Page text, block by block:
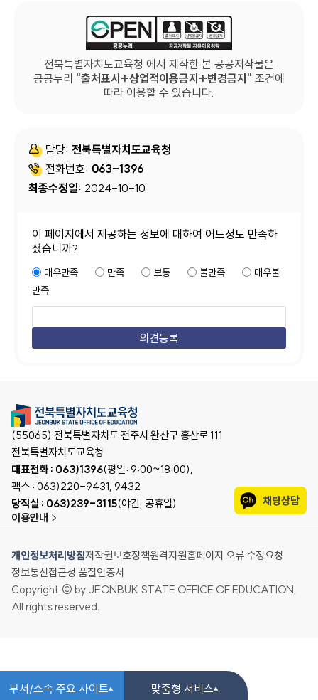
부서/소속 주요 사이트 맞춤형 서비스
전북특별자치도교육청 에서 제작한 본 공공저작물은
공공누리
출처표시+상업적이용금지+변경금지
조건에
따라 이용할 수 있습니다.
담당: 전북특별자치도교육청
전화번호: 063-1396
최종수정일: 2024-10-10
이 페이지에서 제공하는 정보에 대하여 어느정도 만족하
셨습니까?
매우만족 만족 보통 불만족
매우불
만족
(55065) 전북특별자치도 전주시 완산구 홍산로 111
전북특별자치도교육청
대표전화 : 063)1396(평일: 9:00~18:00),
팩스 : 063)220-9431, 9432
당직실 : 063)239-3115(야간, 공휴일)
이용안내
채팅상담
개인정보처리방침저작권보호정책원격지원홈페이지 오류 수정요청
정보통신접근성 품질인증서
Copyright © by JEONBUK STATE OFFICE OF EDUCATION,
All rights reserved.